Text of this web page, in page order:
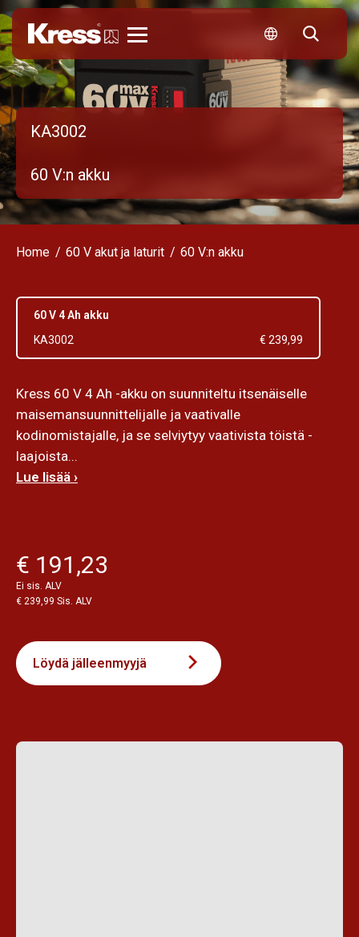
KA3002
60 V:n akku
Home 60 V akut ja laturit 60 V:n akku
60 V 4 Ah akku
KA3002
€ 239,99
Kress 60 V 4 Ah -akku on suunniteltu itsenäiselle
maisemansuunnittelijalle ja vaativalle
kodinomistajalle, ja se selviytyy vaativista töistä -
laajoista...
Lue lisää ›
€ 191,23
Ei sis. ALV
€ 239,99 Sis. ALV
Löydä jälleenmyyjä